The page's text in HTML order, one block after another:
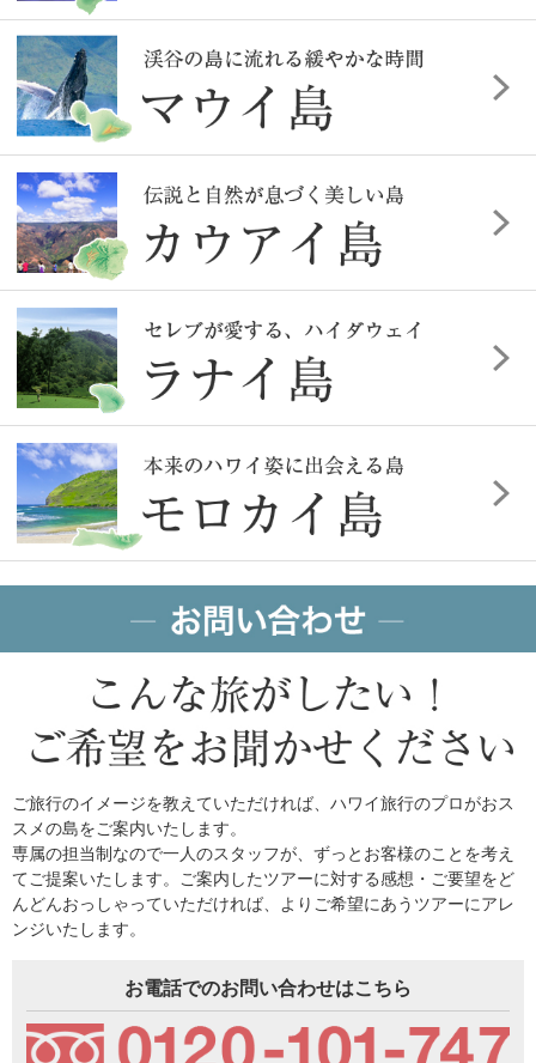
ご旅行のイメージを教えていただければ、ハワイ旅行のプロがおス
スメの島をご案内いたします。
専属の担当制なので一人のスタッフが、ずっとお客様のことを考え
てご提案いたします。ご案内したツアーに対する感想・ご要望をど
んどんおっしゃっていただければ、よりご希望にあうツアーにアレ
ンジいたします。
お電話でのお問い合わせはこちら